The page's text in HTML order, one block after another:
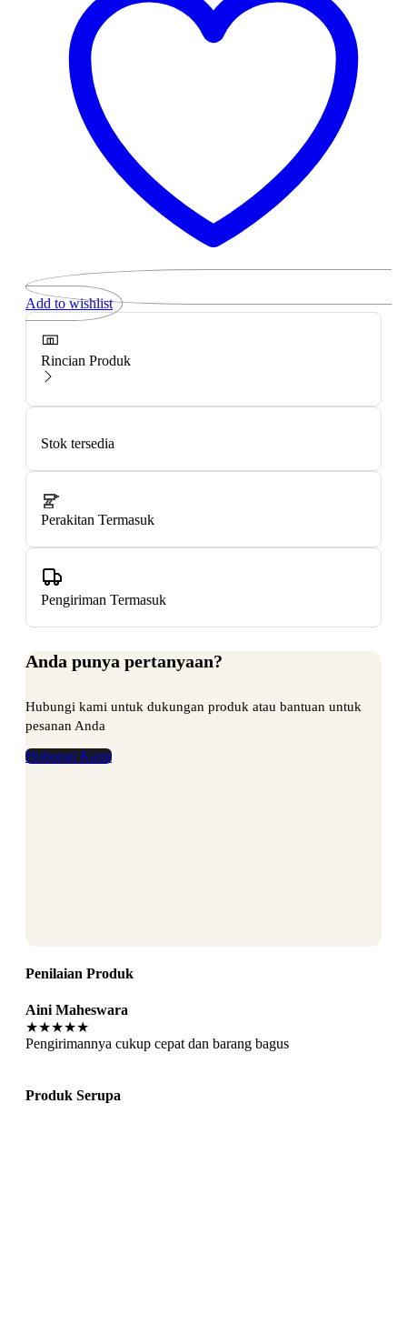
Add to wishlist
Rincian Produk
Stok tersedia
Perakitan Termasuk
Pengiriman Termasuk
Anda punya pertanyaan?
Hubungi kami untuk dukungan produk atau bantuan untuk
pesanan Anda
Hubungi Kami
Penilaian Produk
Aini Maheswara
★★★★★
Pengirimannya cukup cepat dan barang bagus
Produk Serupa